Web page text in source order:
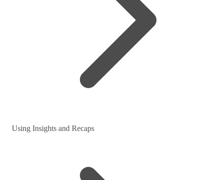
Using Insights and Recaps